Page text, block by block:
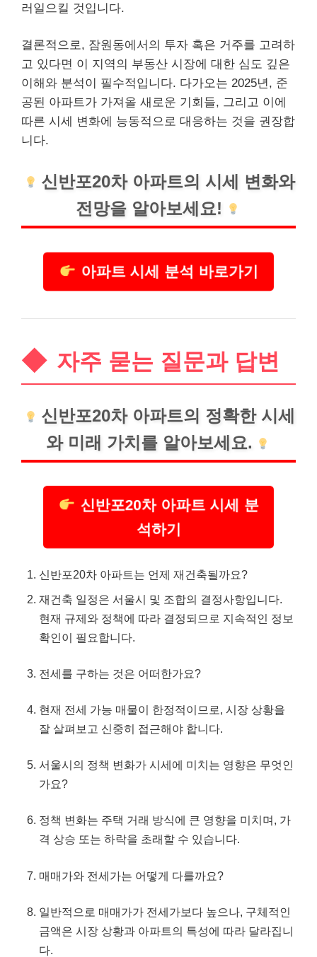
러일으킬 것입니다.
결론적으로, 잠원동에서의 투자 혹은 거주를 고려하
고 있다면 이 지역의 부동산 시장에 대한 심도 깊은
이해와 분석이 필수적입니다. 다가오는 2025년, 준
공된 아파트가 가져올 새로운 기회들, 그리고 이에
따른 시세 변화에 능동적으로 대응하는 것을 권장합
니다.
신반포20차 아파트의 시세 변화와
전망을 알아보세요!
아파트 시세 분석 바로가기
자주 묻는 질문과 답변
신반포20차 아파트의 정확한 시세
와 미래 가치를 알아보세요.
신반포20차 아파트 시세 분
석하기
신반포20차 아파트는 언제 재건축될까요?
재건축 일정은 서울시 및 조합의 결정사항입니다.
현재 규제와 정책에 따라 결정되므로 지속적인 정보
확인이 필요합니다.
전세를 구하는 것은 어떠한가요?
현재 전세 가능 매물이 한정적이므로, 시장 상황을
잘 살펴보고 신중히 접근해야 합니다.
서울시의 정책 변화가 시세에 미치는 영향은 무엇인
가요?
정책 변화는 주택 거래 방식에 큰 영향을 미치며, 가
격 상승 또는 하락을 초래할 수 있습니다.
매매가와 전세가는 어떻게 다를까요?
일반적으로 매매가가 전세가보다 높으나, 구체적인
금액은 시장 상황과 아파트의 특성에 따라 달라집니
다.